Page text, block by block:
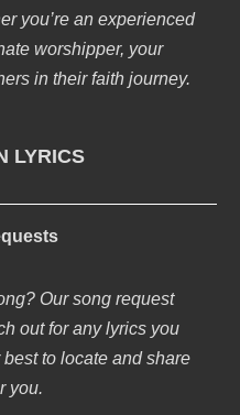
you’re an experienced
worshipper, your
in their faith journey.
LYRICS
Our song request
out for any lyrics you
best to locate and share
you.